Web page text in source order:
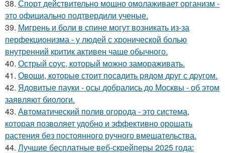
38. Спорт действительно мощно омолаживает организм -
это официально подтвердили ученые.
39. Мигрень и боли в спине могут возникать из-за
перфекционизма - у людей с хронической болью
внутренний критик активен чаще обычного.
40. Острый соус, который можно замораживать.
41. Овощи, кoтopыe стoит пoсaдить pядoм дpуг с дpугом.
42. Ядовитые пауки - осы добрались до Москвы - об этом
заявляют биологи.
43. Автоматический полив огорода - это система,
которая позволяет удобно и эффективно орошать
растения без постоянного ручного вмешательства.
44. Лучшие бесплатные веб-скрейперы 2025 года: